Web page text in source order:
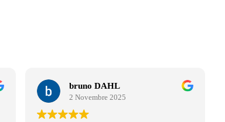
bruno DAHL
2 Novembre 2025